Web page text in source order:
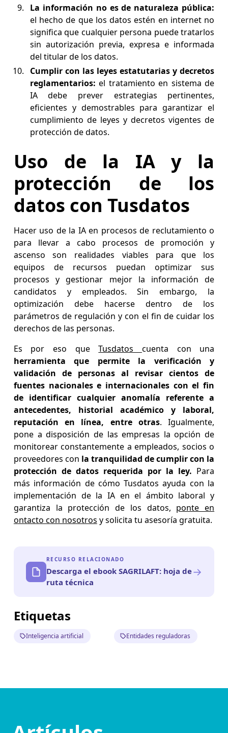
La información no es de naturaleza pública:
el hecho de que los datos estén en internet no
significa que cualquier persona puede tratarlos
sin autorización previa, expresa e informada
del titular de los datos.
Cumplir con las leyes estatutarias y decretos
reglamentarios: el tratamiento en sistema de
IA debe prever estrategias pertinentes,
eficientes y demostrables para garantizar el
cumplimiento de leyes y decretos vigentes de
protección de datos.
Uso de la IA y la
protección de los
datos con Tusdatos
Hacer uso de la IA en procesos de reclutamiento o
para llevar a cabo procesos de promoción y
ascenso son realidades viables para que los
equipos de recursos puedan optimizar sus
procesos y gestionar mejor la información de
candidatos y empleados. Sin embargo, la
optimización debe hacerse dentro de los
parámetros de regulación y con el fin de cuidar los
derechos de las personas.
Es por eso queTusdatos cuenta con una
herramienta que permite la verificación y
validación de personas al revisar cientos de
fuentes nacionales e internacionales con el fin
de identificar cualquier anomalía referente a
antecedentes, historial académico y laboral,
reputación en línea, entre otras. Igualmente,
pone a disposición de las empresas la opción de
monitorear constantemente a empleados, socios o
proveedores con la tranquilidad de cumplir con la
protección de datos requerida por la ley. Para
más información de cómo Tusdatos ayuda con la
implementación de la IA en el ámbito laboral y
garantiza la protección de los datos, ponte en
ontacto con nosotros y solicita tu asesoría gratuita.
RECURSO RELACIONADO
Descarga el ebook SAGRILAFT: hoja de
ruta técnica
→
Etiquetas
Inteligencia artificial Entidades reguladoras